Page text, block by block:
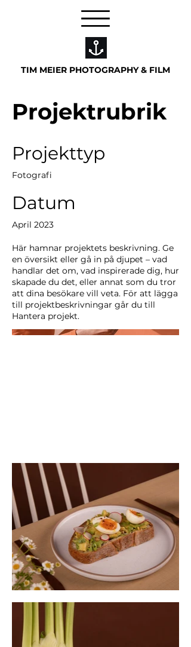
TIM MEIER PHOTOGRAPHY & FILM
Projektrubrik
Projekttyp
Fotografi
Datum
April 2023
Här hamnar projektets beskrivning. Ge
en översikt eller gå in på djupet – vad
handlar det om, vad inspirerade dig, hur
skapade du det, eller annat som du tror
att dina besökare vill veta. För att lägga
till projektbeskrivningar går du till
Hantera projekt.